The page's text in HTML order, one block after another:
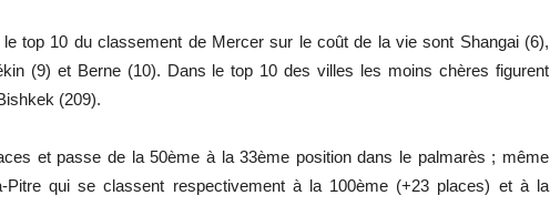
top 10 du classement de Mercer sur le coût de la vie sont Shangai (6),
(9) et Berne (10). Dans le top 10 des villes les moins chères figurent
(209).
et passe de la 50ème à la 33ème position dans le palmarès ; même
Pitre qui se classent respectivement à la 100ème (+23 places) et à la